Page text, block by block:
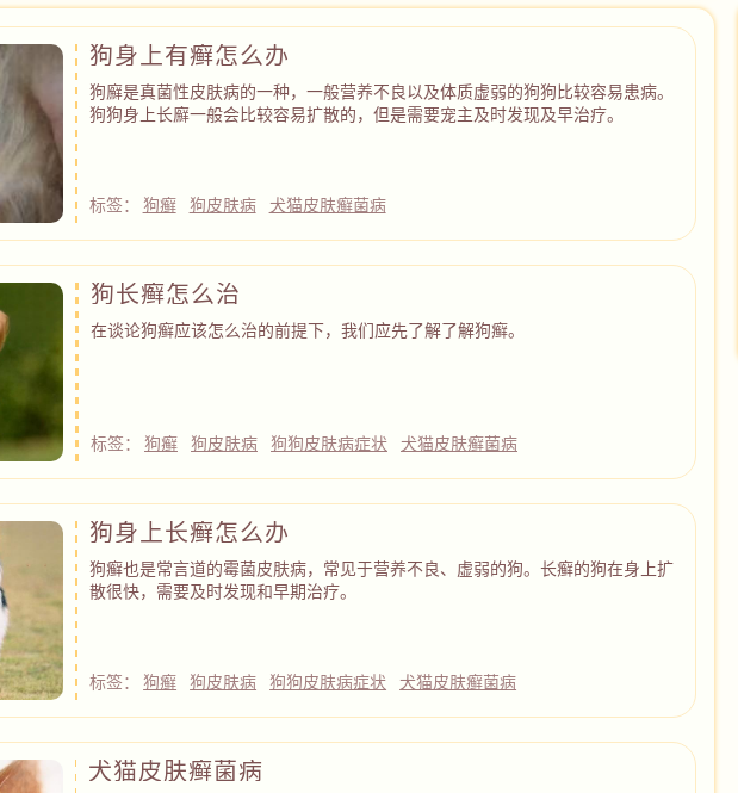
狗身上有癣怎么办
狗廯是真菌性皮肤病的一种，一般营养不良以及体质虚弱的狗狗比较容易患病。
狗狗身上长廯一般会比较容易扩散的，但是需要宠主及时发现及早治疗。
标签： 狗癣 狗皮肤病 犬猫皮肤癣菌病
狗长癣怎么治
在谈论狗癣应该怎么治的前提下，我们应先了解了解狗癣。
标签： 狗癣 狗皮肤病 狗狗皮肤病症状 犬猫皮肤癣菌病
狗身上长癣怎么办
狗癣也是常言道的霉菌皮肤病，常见于营养不良、虚弱的狗。长癣的狗在身上扩
散很快，需要及时发现和早期治疗。
标签：狗癣 狗皮肤病 狗狗皮肤病症状 犬猫皮肤癣菌病
犬猫皮肤癣菌病